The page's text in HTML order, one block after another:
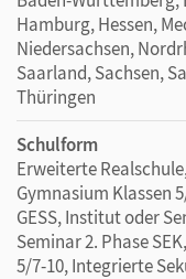
Hamburg, Hessen,
Niedersachsen,
Saarland, Sachsen,
Thüringen
Schulform
Erweiterte
Gymnasium Klassen
GESS, Institut oder
Seminar 2. Phase
5/7-10, Integrierte